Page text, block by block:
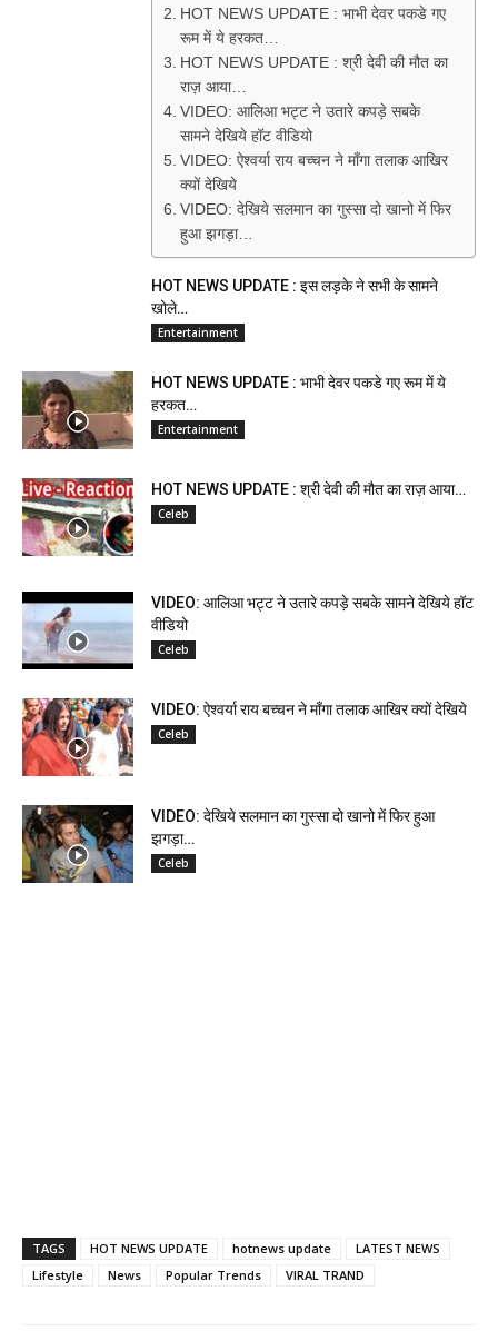
HOT NEWS UPDATE : भाभी देवर पकडे गए
रूम में ये हरकत…
HOT NEWS UPDATE : श्री देवी की मौत का
राज़ आया…
VIDEO: आलिआ भट्ट ने उतारे कपड़े सबके
सामने देखिये हॉट वीडियो
VIDEO: ऐश्वर्या राय बच्चन ने माँगा तलाक आखिर
क्यों देखिये
VIDEO: देखिये सलमान का गुस्सा दो खानो में फिर
हुआ झगड़ा…
HOT NEWS UPDATE : इस लड़के ने सभी के सामने
खोले…
Entertainment
HOT NEWS UPDATE : भाभी देवर पकडे गए रूम में ये
हरकत…
Entertainment
HOT NEWS UPDATE : श्री देवी की मौत का राज़ आया…
Celeb
VIDEO: आलिआ भट्ट ने उतारे कपड़े सबके सामने देखिये हॉट
वीडियो
Celeb
VIDEO: ऐश्वर्या राय बच्चन ने माँगा तलाक आखिर क्यों देखिये
Celeb
VIDEO: देखिये सलमान का गुस्सा दो खानो में फिर हुआ
झगड़ा…
Celeb
TAGS HOT NEWS UPDATE hotnews update
LATEST NEWS
Lifestyle
News Popular Trends VIRAL TRAND